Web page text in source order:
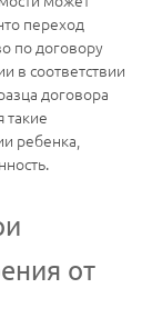
переход
по договору
в соответствии
договора
такие
ребенка,
от